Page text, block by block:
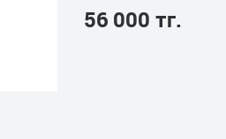
56 000 тг.